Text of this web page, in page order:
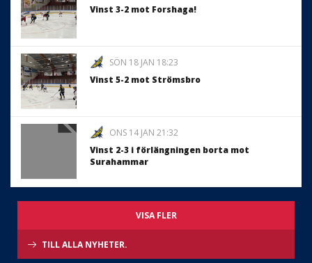
Vinst 3-2 mot Forshaga!
SÖN 18 JAN 18:23
Vinst 5-2 mot Strömsbro
ONS 14 JAN 21:32
Vinst 2-3 i förlängningen borta mot
Surahammar
VISA FLER
TILL ALLA NYHETER.